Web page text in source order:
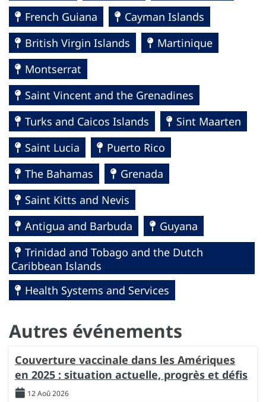
French Guiana
Cayman Islands
British Virgin Islands
Martinique
Montserrat
Saint Vincent and the Grenadines
Turks and Caicos Islands
Sint Maarten
Saint Lucia
Puerto Rico
The Bahamas
Grenada
Saint Kitts and Nevis
Antigua and Barbuda
Guyana
Trinidad and Tobago and the Dutch
Caribbean Islands
Health Systems and Services
Autres événements
Couverture vaccinale dans les Amériques
en 2025 : situation actuelle, progrès et défis
12 Aoû 2026